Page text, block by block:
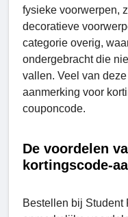
fysieke voorwerpen,
decoratieve
categorie overig,
ondergebracht die
vallen. Veel van
aanmerking voor
couponcode.
De voordelen
kortingscode-
Bestellen bij Student